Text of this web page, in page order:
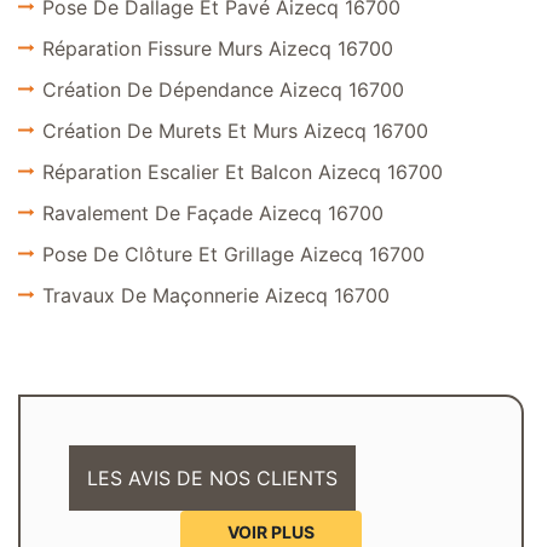
Pose De Dallage Et Pavé Aizecq 16700
Réparation Fissure Murs Aizecq 16700
Création De Dépendance Aizecq 16700
Création De Murets Et Murs Aizecq 16700
Réparation Escalier Et Balcon Aizecq 16700
Ravalement De Façade Aizecq 16700
Pose De Clôture Et Grillage Aizecq 16700
Travaux De Maçonnerie Aizecq 16700
LES AVIS DE NOS CLIENTS
VOIR PLUS